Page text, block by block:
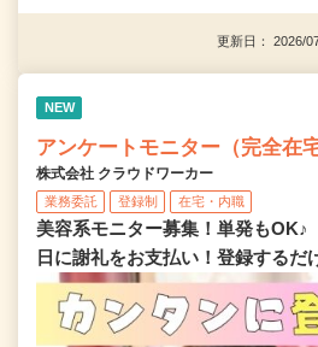
更新日： 2026/
NEW
アンケートモニター（完全在宅
株式会社 クラウドワーカー
業務委託 登録制 在宅・内職
美容系モニター募集！単発もOK♪
日に謝礼をお支払い！登録するだ